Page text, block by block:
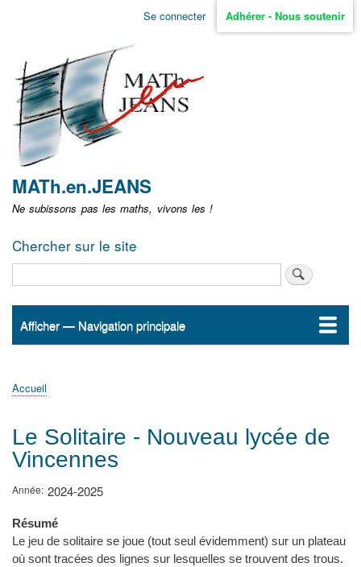
Aller
non
identifié
Se connecter Adhérer - Nous soutenir
MATh.en.JEANS
Ne subissons pas les maths, vivons les !
Chercher sur le site
Navigation
Afficher — Navigation principale
Accueil
ActualitésMATh.en.JEANS ?
Régions et Ateliers
Créer, gérer un atelier
Sujets/Publications
Congrès
d'Ariane
Accueil
Le Solitaire - Nouveau lycée de
Vincennes
Année 2024-2025
Résumé
Le jeu de solitaire se joue (tout seul évidemment) sur un plateau
où sont tracées des lignes sur lesquelles se trouvent des trous.